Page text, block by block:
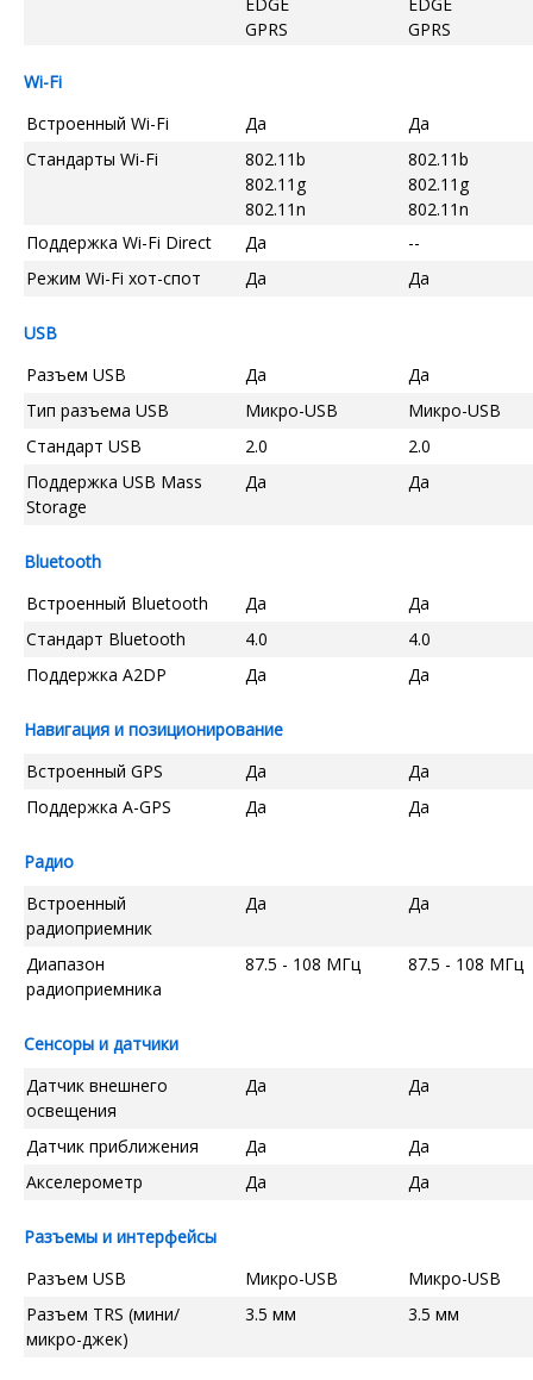
GPRS
GPRS
Wi-Fi
Встроенный Wi-Fi
Да
Да
Стандарты Wi-Fi
802.11b
802.11g
802.11n
802.11b
802.11g
802.11n
Поддержка Wi-Fi Direct
Да
--
Режим Wi-Fi хот-спот
Да Да
USB
Разъем USB
Да
Да
Тип разъема USB
Микро-USB
Микро-USB
Стандарт USB
2.0
2.0
Поддержка USB Mass
Storage
Да Да
Bluetooth
Встроенный Bluetooth
Да
Да
Стандарт Bluetooth
4.0
4.0
Поддержка A2DP
Да Да
Навигация и позиционирование
Встроенный GPS
Да
Да
Поддержка A-GPS
Да Да
Радио
Встроенный
радиоприемник
Да Да
Диапазон
радиоприемника
87.5 - 108 МГц 87.5 - 108 МГц
Сенсоры и датчики
Датчик внешнего
освещения
Да Да
Датчик приближения Да
Да
Акселерометр
Да Да
Разъемы и интерфейсы
Разъем USB
Микро-USB
Микро-USB
Разъем TRS (мини/
микро-джек)
3.5 мм 3.5 мм